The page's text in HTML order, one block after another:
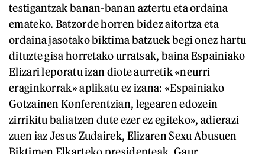
testigantzak banan-banan aztertu eta ordaina
emateko. Batzorde horren bidez aitortza eta
ordaina jasotako biktima batzuek begi onez hartu
dituzte gisa horretako urratsak, baina Espainiako
Elizari leporatu izan diote aurretik «neurri
eraginkorrak» aplikatu ez izana: «Espainiako
Gotzainen Konferentzian, legearen edozein
zirrikitu baliatzen dute ezer ez egiteko», adierazi
zuen iaz Jesus Zudairek, Elizaren Sexu Abusuen
Biktimen Elkarteko presidenteak. Gaur